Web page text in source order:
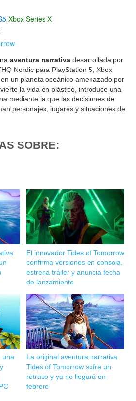
Xbox Series X
aventura narrativa desarrollada por
Nordic para PlayStation 5, Xbox
un planeta oceánico amenazado por
la vida en plástico, introduce una
mediante la que las decisiones de
personajes, lugares y situaciones de
SOBRE:
El innovador Tides of Tomorrow
confirma versiones en consola,
estrena tráiler y anuncia fecha
de lanzamiento
una
La original aventura narrativa
Tides of Tomorrow sufre un
retraso y ya no llegará en
febrero